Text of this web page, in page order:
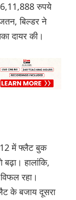
रुपये
बिल्डर ने
दायर की।
में फ्लैट बुक
बढ़ा। हालांकि,
रहा।
के बजाय दूसरा